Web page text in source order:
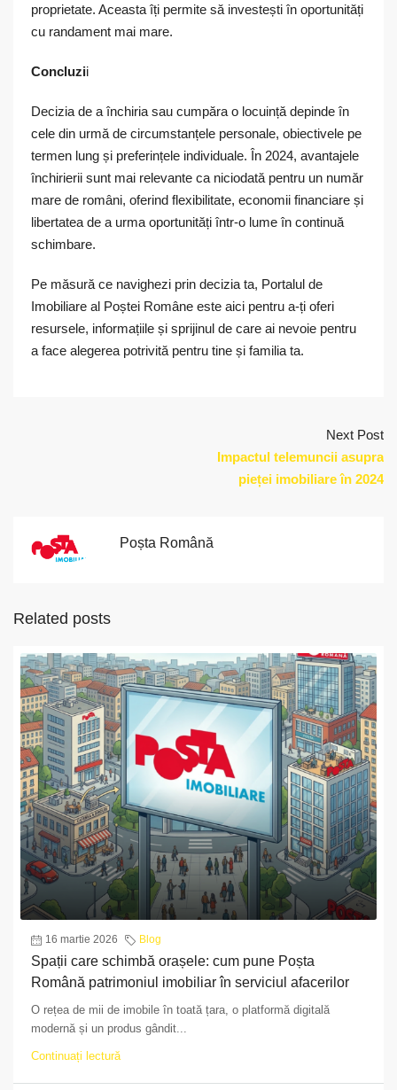
proprietate. Aceasta îți permite să investești în oportunități
cu randament mai mare.
Concluzii
Decizia de a închiria sau cumpăra o locuință depinde în
cele din urmă de circumstanțele personale, obiectivele pe
termen lung și preferințele individuale. În 2024, avantajele
închirierii sunt mai relevante ca niciodată pentru un număr
mare de români, oferind flexibilitate, economii financiare și
libertatea de a urma oportunități într-o lume în continuă
schimbare.
Pe măsură ce navighezi prin decizia ta, Portalul de
Imobiliare al Poștei Române este aici pentru a-ți oferi
resursele, informațiile și sprijinul de care ai nevoie pentru
a face alegerea potrivită pentru tine și familia ta.
Next Post
Impactul telemuncii asupra
pieței imobiliare în 2024
Poșta Română
Related posts
16 martie 2026 Blog
Spații care schimbă orașele: cum pune Poșta
Română patrimoniul imobiliar în serviciul afacerilor
O rețea de mii de imobile în toată țara, o platformă digitală
modernă și un produs gândit...
Continuați lectură